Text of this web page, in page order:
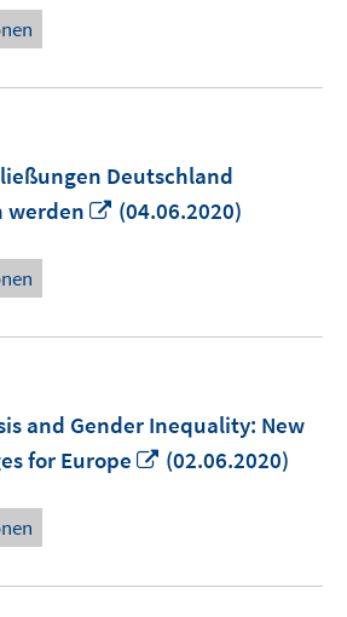
Deutschland
werden
In
(04.06.2020)
and Gender Inequality: New
for Europe
In
(02.06.2020)